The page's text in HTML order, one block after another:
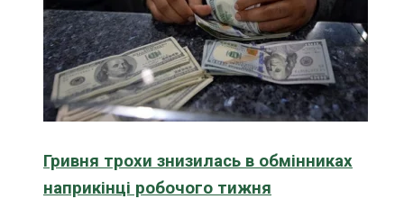
Гривня трохи знизилась в обмінниках
наприкінці робочого тижня